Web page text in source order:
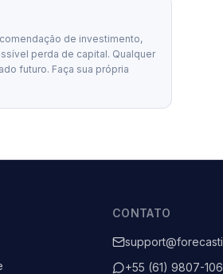
de investimento,
perda de capital. Qualquer
futuro. Faça sua própria
CONTATO
+55 (61) 9807-